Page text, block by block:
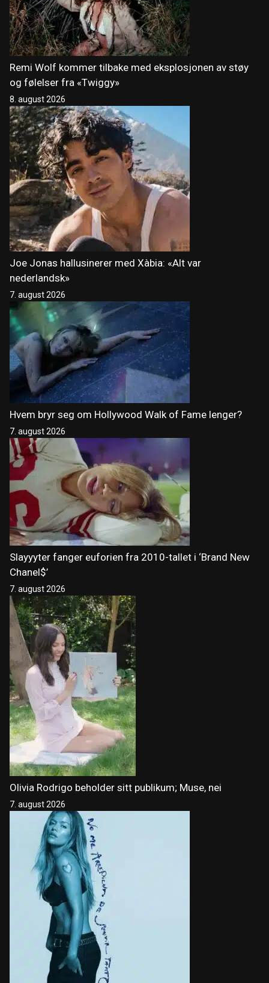
Remi Wolf kommer tilbake med eksplosjonen av støy
og følelser fra «Twiggy»
8. august 2026
Joe Jonas hallusinerer med Xàbia: «Alt var
nederlandsk»
7. august 2026
Hvem bryr seg om Hollywood Walk of Fame lenger?
7. august 2026
Slayyyter fanger euforien fra 2010-tallet i ‘Brand New
Chanel$’
7. august 2026
Olivia Rodrigo beholder sitt publikum; Muse, nei
7. august 2026